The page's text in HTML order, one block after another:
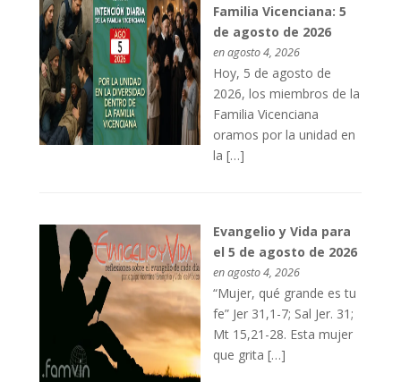
Familia Vicenciana: 5
de agosto de 2026
en agosto 4, 2026
Hoy, 5 de agosto de
2026, los miembros de la
Familia Vicenciana
oramos por la unidad en
la […]
Evangelio y Vida para
el 5 de agosto de 2026
en agosto 4, 2026
“Mujer, qué grande es tu
fe” Jer 31,1-7; Sal Jer. 31;
Mt 15,21-28. Esta mujer
que grita […]